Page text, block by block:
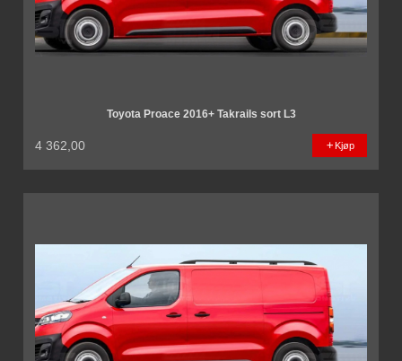
Toyota Proace 2016+ Takrails sort L3
4 362,00 Kjøp